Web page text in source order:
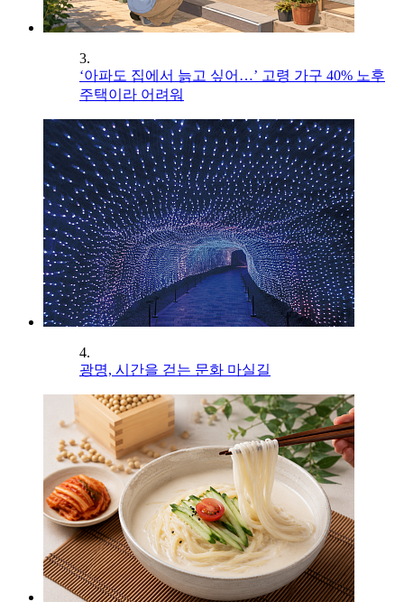
3.
‘아파도 집에서 늙고 싶어…’ 고령 가구 40% 노후
주택이라 어려워
4.
광명, 시간을 걷는 문화 마실길